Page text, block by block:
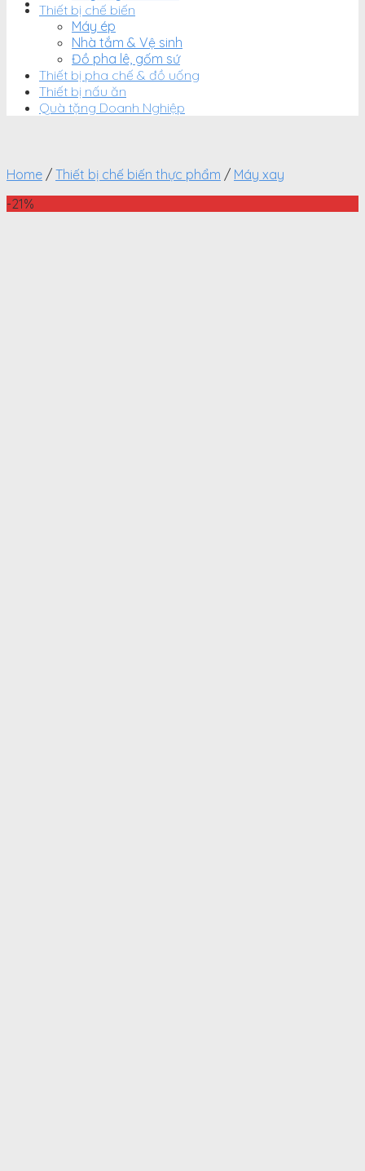
Thiết bị chế biến
Máy ép
Nhà tắm & Vệ sinh
Đồ pha lê, gốm sứ
Thiết bị pha chế & đồ uống
Thiết bị nấu ăn
Quà tặng Doanh Nghiệp
Home / Thiết bị chế biến thực phẩm / Máy xay
-21%